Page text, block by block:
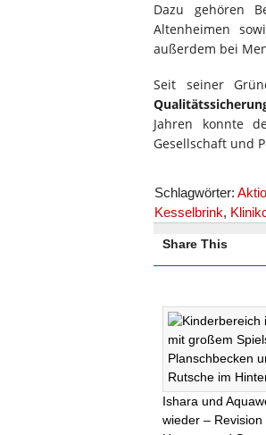
Dazu gehören
Altenheimen
außerdem bei
Seit seiner
Jahren konnte
Gesellschaft und
Schlagwörter:
Kesselbrink,
Share This
Ishara und
wieder – Revision